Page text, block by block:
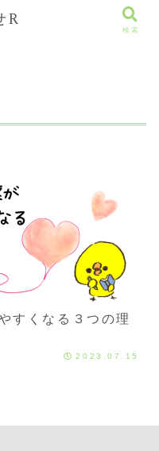
すくなる３つの理
2023.07.15
R 検索